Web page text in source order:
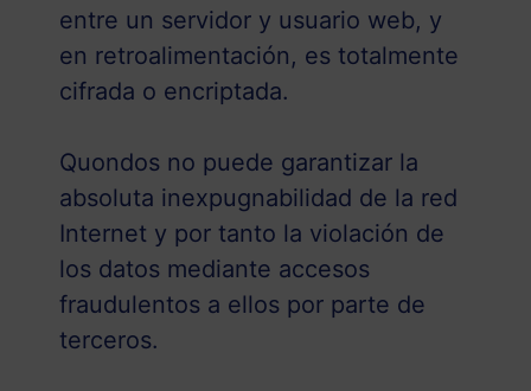
entre un servidor y usuario web, y
en retroalimentación, es totalmente
cifrada o encriptada.
Quondos no puede garantizar la
absoluta inexpugnabilidad de la red
Internet y por tanto la violación de
los datos mediante accesos
fraudulentos a ellos por parte de
terceros.